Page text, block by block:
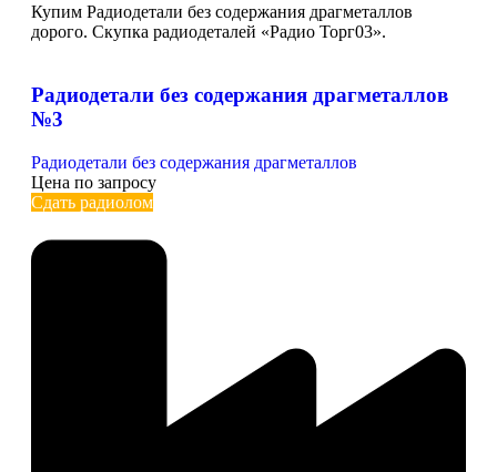
Купим Радиодетали без содержания драгметаллов
дорого. Скупка радиодеталей «Радио Торг03».
Радиодетали без содержания драгметаллов
№3
Радиодетали без содержания драгметаллов
Цена по запросу
Сдать радиолом